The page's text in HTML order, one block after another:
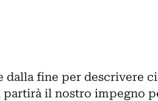
dalla fine per descrivere
partirà il nostro impegno